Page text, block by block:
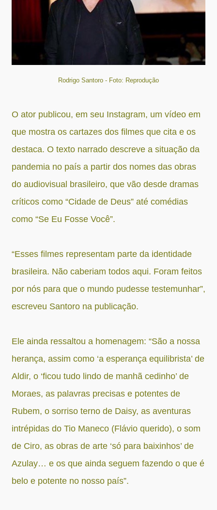
Rodrigo Santoro - Foto: Reprodução
O ator publicou, em seu Instagram, um vídeo em
que mostra os cartazes dos filmes que cita e os
destaca. O texto narrado descreve a situação da
pandemia no país a partir dos nomes das obras
do audiovisual brasileiro, que vão desde dramas
críticos como “Cidade de Deus” até comédias
como “Se Eu Fosse Você”.
“Esses filmes representam parte da identidade
brasileira. Não caberiam todos aqui. Foram feitos
por nós para que o mundo pudesse testemunhar”,
escreveu Santoro na publicação.
Ele ainda ressaltou a homenagem: “São a nossa
herança, assim como ‘a esperança equilibrista’ de
Aldir, o ‘ficou tudo lindo de manhã cedinho’ de
Moraes, as palavras precisas e potentes de
Rubem, o sorriso terno de Daisy, as aventuras
intrépidas do Tio Maneco (Flávio querido), o som
de Ciro, as obras de arte ‘só para baixinhos’ de
Azulay… e os que ainda seguem fazendo o que é
belo e potente no nosso país”.